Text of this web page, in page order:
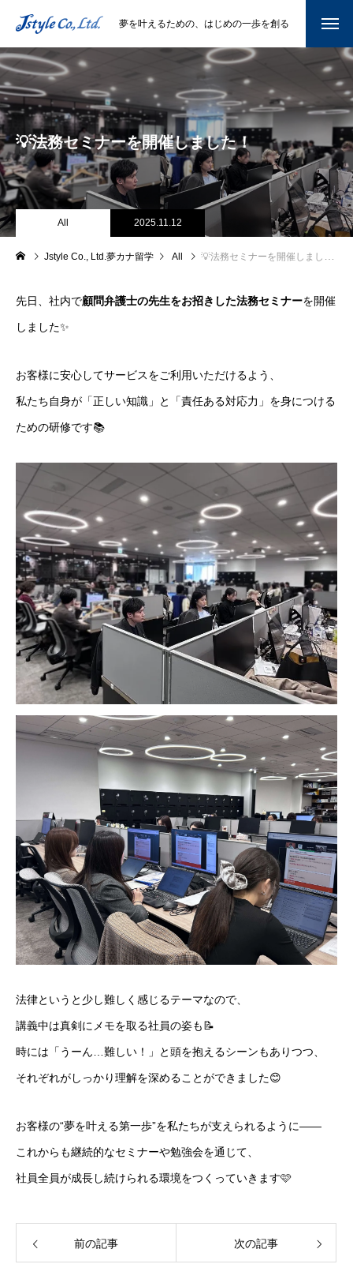
夢を叶えるための、はじめの一歩を創る
💡法務セミナーを開催しました！
All 2025.11.12
Jstyle Co., Ltd.夢カナ留学 All 💡法務セミナーを開催しました！
先日、社内で顧問弁護士の先生をお招きした法務セミナーを開催
しました✨
お客様に安心してサービスをご利用いただけるよう、
私たち自身が「正しい知識」と「責任ある対応力」を身につける
ための研修です📚
法律というと少し難しく感じるテーマなので、
講義中は真剣にメモを取る社員の姿も📝
時には「うーん…難しい！」と頭を抱えるシーンもありつつ、
それぞれがしっかり理解を深めることができました😊
お客様の“夢を叶える第一歩”を私たちが支えられるように——
これからも継続的なセミナーや勉強会を通じて、
社員全員が成長し続けられる環境をつくっていきます🩷
前の記事 次の記事